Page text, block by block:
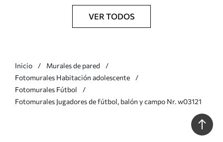
VER TODOS
Inicio
Murales de pared
Fotomurales Habitación adolescente
Fotomurales Fútbol
Fotomurales Jugadores de fútbol, balón y campo Nr. w03121